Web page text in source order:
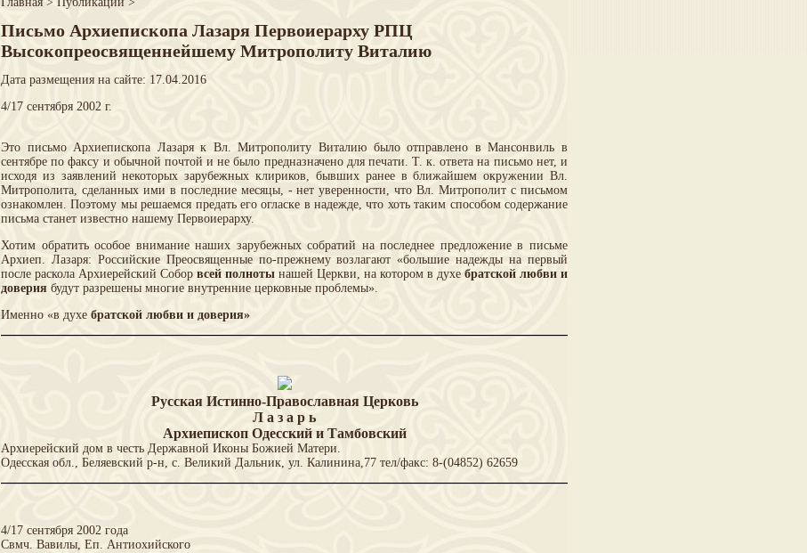
Письмо Архиепископа Лазаря Первоиерарху РПЦ
Высокопреосвященнейшему Митрополиту Виталию
Дата размещения на сайте: 17.04.2016
4/17 сентября 2002 г.
Это письмо Архиепископа Лазаря к Вл. Митрополиту Виталию было отправлено в Мансонвиль в
сентябре по факсу и обычной почтой и не было предназначено для печати. Т. к. ответа на письмо нет, и
исходя из заявлений некоторых зарубежных клириков, бывших ранее в ближайшем окружении Вл.
Митрополита, сделанных ими в последние месяцы, - нет уверенности, что Вл. Митрополит с письмом
ознакомлен. Поэтому мы решаемся предать его огласке в надежде, что хоть таким способом содержание
письма станет известно нашему Первоиерарху.
Хотим обратить особое внимание наших зарубежных собратий на последнее предложение в письме
Архиеп. Лазаря: Российские Преосвященные по-прежнему возлагают «большие надежды на первый
после раскола Архиерейский Собор всей полноты нашей Церкви, на котором в духе братской любви и
доверия будут разрешены многие внутренние церковные проблемы».
Именно «в духе братской любви и доверия»
Русская Истинно-Православная Церковь
Л а з а р ь
Архиепископ Одесский и Тамбовский
Архиерейский дом в честь Державной Иконы Божией Матери.
Одесская обл., Беляевский р-н, с. Великий Дальник, ул. Калинина,77 тел/факс: 8-(04852) 62659
4/17 сентября 2002 года
Свмч. Вавилы, Еп. Антиохийского